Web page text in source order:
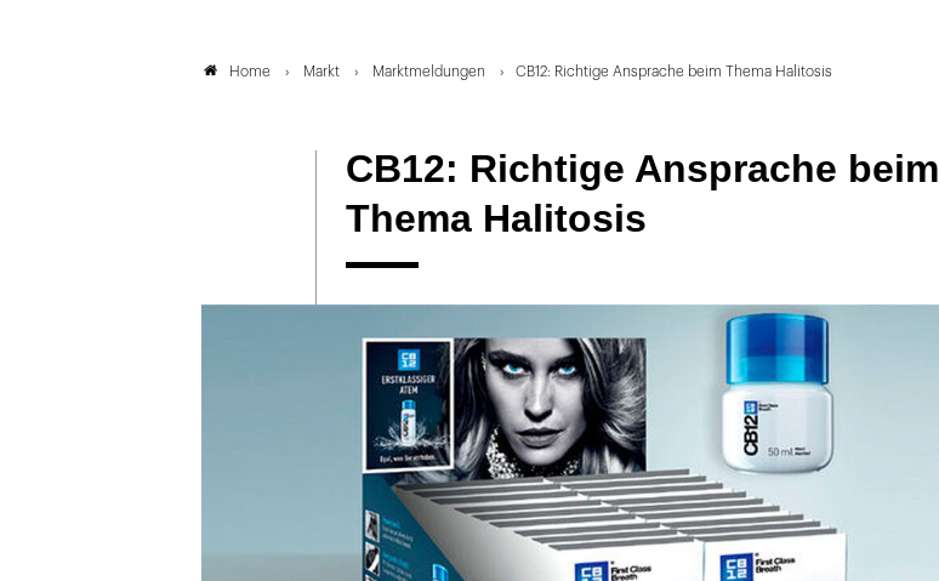
Home Markt Marktmeldungen CB12: Richtige Ansprache beim Thema Halitosis
CB12: Richtige Ansprache beim
Thema Halitosis